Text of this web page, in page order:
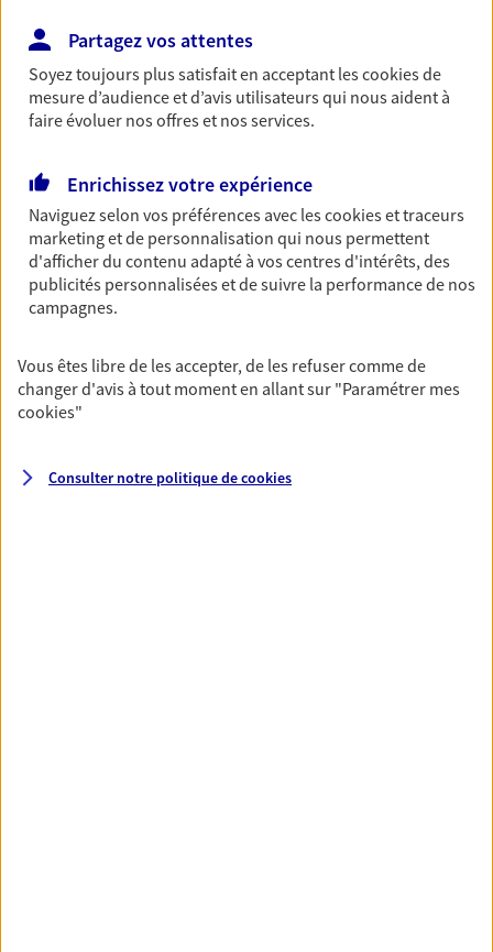
épargne
De nombreuses solutions s'offrent à vous pour faire
fructifier votre épargne. Laquelle correspond à vos
objectifs ? Rien ne remplace les conseils d'un expert :
Préparer votre avenir
Anticipez les imprévus et sécurisez votre futur grâce à
nos différentes solutions. Nous vous accompagnons
dans vos projets de vie en privilégiant une relation de
Toutes nos solutions
Partagez vos attentes
Soyez toujours plus satisfait en acceptant lescookiesde
mesure d’audience et d’avis utilisateurs qui nous aident à
faire évoluer nos offres et nos services.
Enrichissez votre expérience
Naviguez selon vos préférences avec lescookies et traceurs
marketing et de personnalisation qui nous permettent
d'afficher du contenu adapté à vos centres d'intérêts, des
publicités personnalisées et de suivre la performance de nos
campagnes.
Vous êtes libre de les accepter, de les refuser comme de
changer d'avis à tout moment en allant sur "Paramétrer mes
cookies"
Consulter notre politique decookies